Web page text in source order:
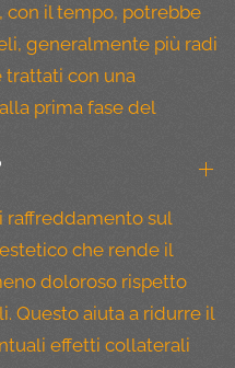
con il tempo, potrebbe
generalmente più radi
trattati con una
prima fase del
raffreddamento sul
che rende il
doloroso rispetto
Questo aiuta a ridurre il
effetti collaterali